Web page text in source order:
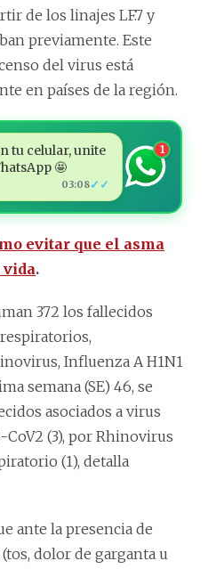
de los linajes LF.7 y
previamente. Este
del virus está
en países de la región.
tu celular, unite
🤩
03:08✓✓
1
evitar que el asma
vida.
372 los fallecidos
Influenza A H1N1
semana (SE) 46, se
asociados a virus
(3), por Rhinovirus
(1), detalla
ante la presencia de
dolor de garganta u